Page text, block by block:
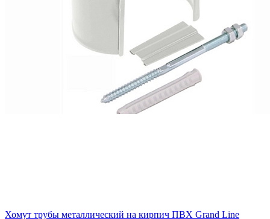
Хомут трубы металлический на кирпич ПВХ Grand Line